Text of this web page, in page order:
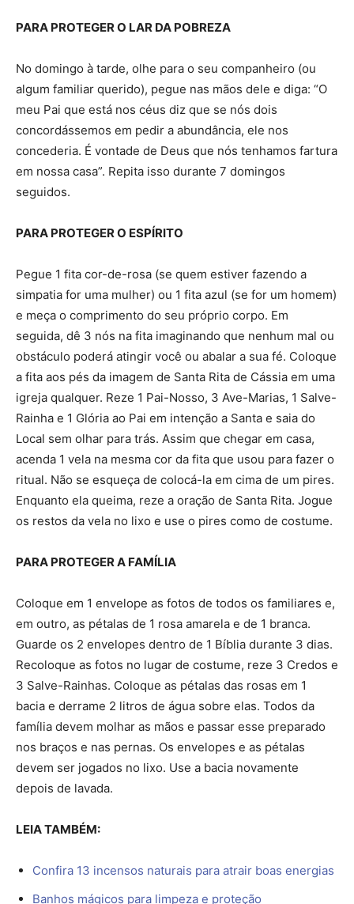
PARA PROTEGER O LAR DA POBREZA
No domingo à tarde, olhe para o seu companheiro (ou
algum familiar querido), pegue nas mãos dele e diga: “O
meu Pai que está nos céus diz que se nós dois
concordássemos em pedir a abundância, ele nos
concederia. É vontade de Deus que nós tenhamos fartura
em nossa casa”. Repita isso durante 7 domingos
seguidos.
PARA PROTEGER O ESPÍRITO
Pegue 1 fita cor-de-rosa (se quem estiver fazendo a
simpatia for uma mulher) ou 1 fita azul (se for um homem)
e meça o comprimento do seu próprio corpo. Em
seguida, dê 3 nós na fita imaginando que nenhum mal ou
obstáculo poderá atingir você ou abalar a sua fé. Coloque
a fita aos pés da imagem de Santa Rita de Cássia em uma
igreja qualquer. Reze 1 Pai-Nosso, 3 Ave-Marias, 1 Salve-
Rainha e 1 Glória ao Pai em intenção a Santa e saia do
Local sem olhar para trás. Assim que chegar em casa,
acenda 1 vela na mesma cor da fita que usou para fazer o
ritual. Não se esqueça de colocá-la em cima de um pires.
Enquanto ela queima, reze a oração de Santa Rita. Jogue
os restos da vela no lixo e use o pires como de costume.
PARA PROTEGER A FAMÍLIA
Coloque em 1 envelope as fotos de todos os familiares e,
em outro, as pétalas de 1 rosa amarela e de 1 branca.
Guarde os 2 envelopes dentro de 1 Bíblia durante 3 dias.
Recoloque as fotos no lugar de costume, reze 3 Credos e
3 Salve-Rainhas. Coloque as pétalas das rosas em 1
bacia e derrame 2 litros de água sobre elas. Todos da
família devem molhar as mãos e passar esse preparado
nos braços e nas pernas. Os envelopes e as pétalas
devem ser jogados no lixo. Use a bacia novamente
depois de lavada.
LEIA TAMBÉM:
Confira 13 incensos naturais para atrair boas energias
Banhos mágicos para limpeza e proteção